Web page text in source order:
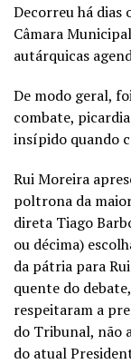
Decorreu há dias
Câmara
autárquicas
De modo geral,
combate,
insípido quando
Rui Moreira
poltrona da
direta Tiago
ou décima)
da pátria para
quente do
respeitaram a
do Tribunal, não
do atual